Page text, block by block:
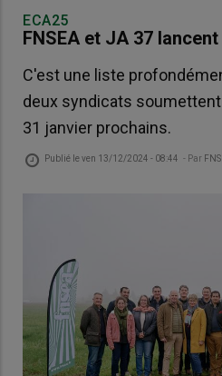
ECA25
FNSEA et JA 37
C'est une liste
deux syndicats
31 janvier prochains.
Publié leven 13/12/2024 - 08:44 - Par